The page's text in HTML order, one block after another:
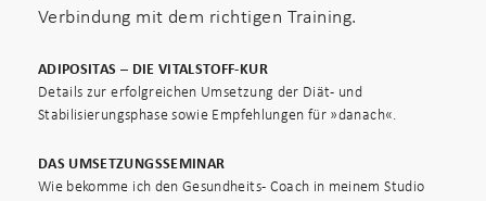
Verbindung mit dem richtigen Training.
ADIPOSITAS – DIE VITALSTOFF-KUR
Details zur erfolgreichen Umsetzung der Diät- und
Stabilisierungsphase sowie Empfehlungen für »danach«.
DAS UMSETZUNGSSEMINAR
Wie bekomme ich den Gesundheits- Coach in meinem Studio